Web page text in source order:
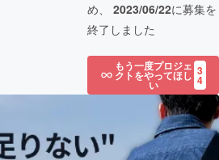
め、 2023/06/22に募集を
終了しました
もう一度プロジェ
クトをやってほし
い
3
4